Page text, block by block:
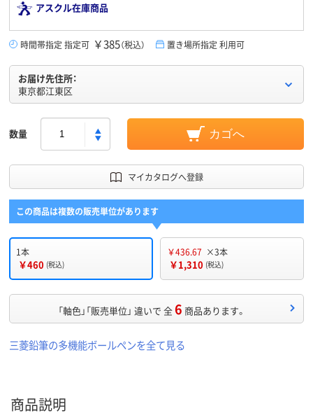
アスクル在庫商品
時間帯指定 指定可 ￥385（税込） 置き場所指定 利用可
お届け先住所：
東京都江東区
数量 カゴへ
マイカタログへ登録
この商品は複数の販売単位があります
1本
￥460 (税込)
￥436.67 ×3本
￥1,310 (税込)
「軸色」「販売単位」 違いで 全6 商品あります。
三菱鉛筆の多機能ボールペンを全て見る
商品説明